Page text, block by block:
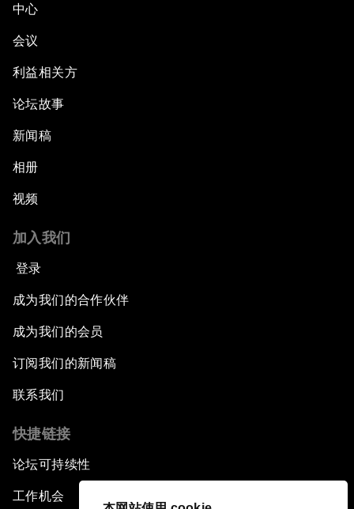
中心
会议
利益相关方
论坛故事
新闻稿
相册
视频
加入我们
登录
成为我们的合作伙伴
成为我们的会员
订阅我们的新闻稿
联系我们
快捷链接
论坛可持续性
工作机会